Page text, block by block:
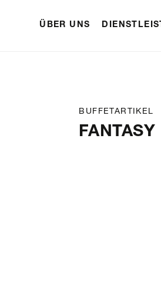
ÜBER UNS
BUFFETARTIKEL
FANTASY